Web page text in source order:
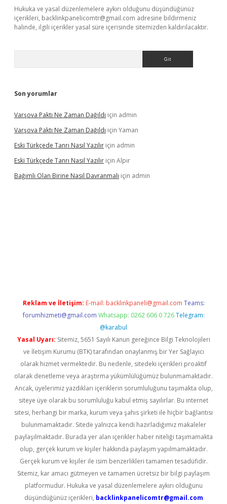
Hukuka ve yasal düzenlemelere aykırı olduğunu düşündüğünüz
içerikleri, backlinkpanelicomtr@gmail.com adresine bildirmeniz
halinde, ilgili içerikler yasal süre içerisinde sitemizden kaldırılacaktır.
Son yorumlar
Varşova Paktı Ne Zaman Dağıldı için admin
Varşova Paktı Ne Zaman Dağıldı için Yaman
Eski Türkçede Tanrı Nasıl Yazılır için admin
Eski Türkçede Tanrı Nasıl Yazılır için Alpır
Bağımlı Olan Birine Nasıl Davranmalı için admin
Reklam ve İletişim: E-mail: backlinkpaneli@gmail.com Teams:
forumhizmeti@gmail.com Whatsapp: 0262 606 0 726 Telegram:
@karabul
Yasal Uyarı: Sitemiz, 5651 Sayılı Kanun gereğince Bilgi Teknolojileri
ve İletişim Kurumu (BTK) tarafından onaylanmış bir Yer Sağlayıcı
olarak hizmet vermektedir. Bu nedenle, sitedeki içerikleri proaktif
olarak denetleme veya araştırma yükümlülüğümüz bulunmamaktadır.
Ancak, üyelerimiz yazdıkları içeriklerin sorumluluğunu taşımakta olup,
siteye üye olarak bu sorumluluğu kabul etmiş sayılırlar. Bu internet
sitesi, herhangi bir marka, kurum veya şahıs şirketi ile hiçbir bağlantısı
bulunmamaktadır. Sitede yalnızca kendi hazırladığımız makaleler
paylaşılmaktadır. Burada yer alan içerikler haber niteliği taşımamakta
olup, gerçek kurum ve kişiler hakkında paylaşım yapılmamaktadır.
Gerçek kurum ve kişiler ile isim benzerlikleri tamamen tesadüfidir.
Sitemiz, kar amacı gütmeyen ve tamamen ücretsiz bir bilgi paylaşım
platformudur. Hukuka ve yasal düzenlemelere aykırı olduğunu
düşündüğünüz içerikleri, backlinkpanelicomtr@gmail.com